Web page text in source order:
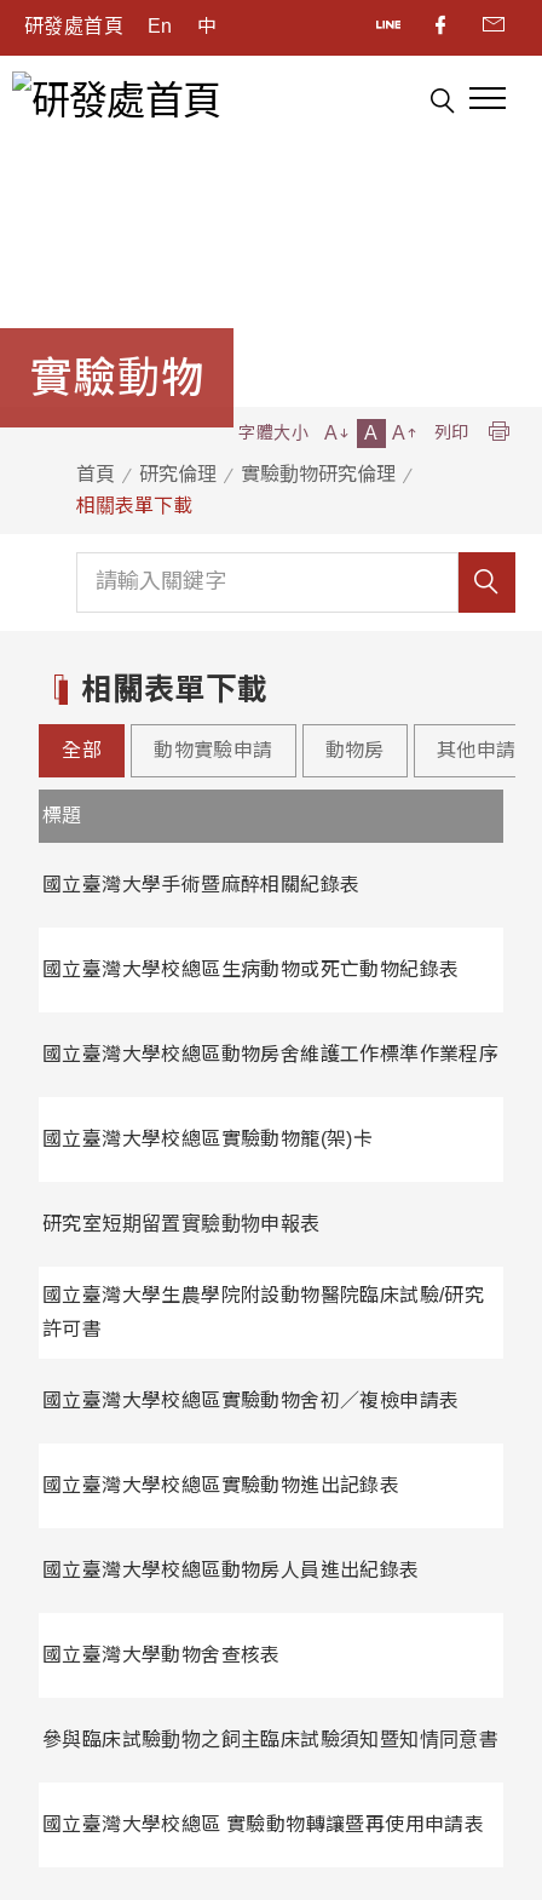
研發處首頁 En 中
實驗動物
首頁 研究倫理
實驗動物研究倫理
相關表單下載
字體大小 A A A 列印
相關表單下載
全部 動物實驗申請 動物房 其他申請
標題
國立臺灣大學手術暨麻醉相關紀錄表
國立臺灣大學校總區生病動物或死亡動物紀錄表
國立臺灣大學校總區動物房舍維護工作標準作業程序
國立臺灣大學校總區實驗動物籠(架)卡
研究室短期留置實驗動物申報表
國立臺灣大學生農學院附設動物醫院臨床試驗/研究
許可書
國立臺灣大學校總區實驗動物舍初／複檢申請表
國立臺灣大學校總區實驗動物進出記錄表
國立臺灣大學校總區動物房人員進出紀錄表
國立臺灣大學動物舍查核表
參與臨床試驗動物之飼主臨床試驗須知暨知情同意書
國立臺灣大學校總區 實驗動物轉讓暨再使用申請表